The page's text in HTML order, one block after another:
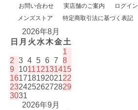
お問い合わせ 実店舗のご案内 ログイン
メンズストア
特定商取引法に基づく表記
2026年8月
日 月 火 水木金土
1
2 3 4 5 6 7 8
9
101112131415
16171819202122
23242526272829
3031
2026年9月